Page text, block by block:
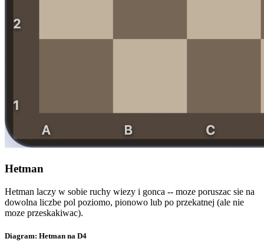
Hetman
Hetman laczy w sobie ruchy wiezy i gonca -- moze poruszac sie na
dowolna liczbe pol poziomo, pionowo lub po przekatnej (ale nie
moze przeskakiwac).
Diagram: Hetman na D4